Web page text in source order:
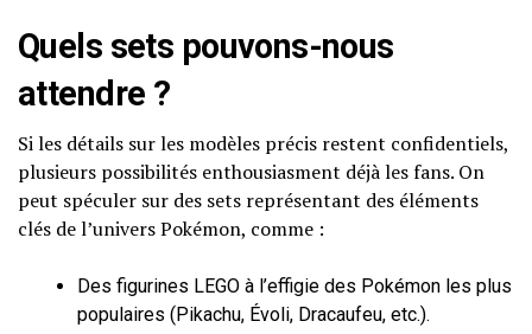
Quels sets pouvons-nous
attendre ?
Si les détails sur les modèles précis restent confidentiels,
plusieurs possibilités enthousiasment déjà les fans. On
peut spéculer sur des sets représentant des éléments
clés de l’univers Pokémon, comme :
Des figurines LEGO à l’effigie des Pokémon les plus
populaires (Pikachu, Évoli, Dracaufeu, etc.).